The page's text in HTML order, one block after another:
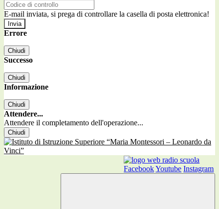
E-mail inviata, si prega di controllare la casella di posta elettronica!
Errore
Chiudi
Successo
Chiudi
Informazione
Chiudi
Attendere...
Attendere il completamento dell'operazione...
Chiudi
FacebookYoutube Instagram